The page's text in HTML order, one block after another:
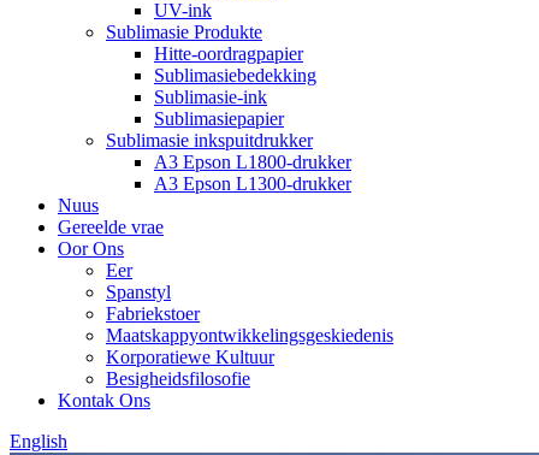
UV-ink
Sublimasie Produkte
Hitte-oordragpapier
Sublimasiebedekking
Sublimasie-ink
Sublimasiepapier
Sublimasie inkspuitdrukker
A3 Epson L1800-drukker
A3 Epson L1300-drukker
Nuus
Gereelde vrae
Oor Ons
Eer
Spanstyl
Fabriekstoer
Maatskappyontwikkelingsgeskiedenis
Korporatiewe Kultuur
Besigheidsfilosofie
Kontak Ons
English